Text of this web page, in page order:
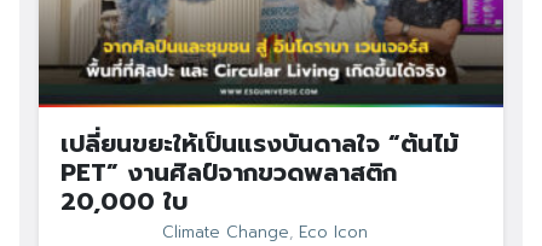
เปลี่ยนขยะให้เป็นแรงบันดาลใจ “ต้นไม้
PET” งานศิลป์จากขวดพลาสติก
20,000 ใบ
Climate Change, Eco Icon